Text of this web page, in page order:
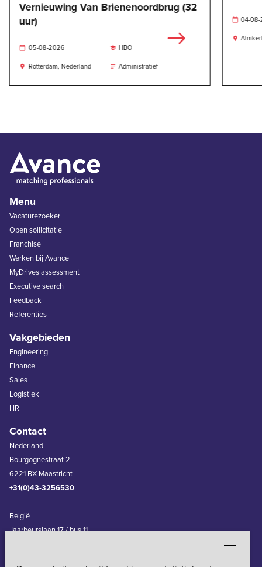
Vernieuwing Van Brienenoordbrug (32
uur)
 05-08-2026  HBO
 Rotterdam, Nederland  Administratief
 04-

Menu
Vacaturezoeker
Open sollicitatie
Franchise
Werken bij Avance
MyDrives assessment
Executive search
Feedback
Referenties
Vakgebieden
Engineering
Finance
Sales
Logistiek
HR
Contact
Nederland
Bourgognestraat 2
6221 BX Maastricht
+31(0)43-3256530
België
Jaarbeurslaan 17 / bus 11